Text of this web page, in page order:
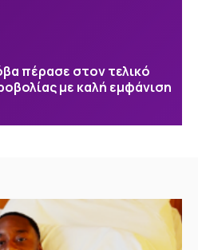
πέρασε στον τελικό
με καλή εμφάνιση